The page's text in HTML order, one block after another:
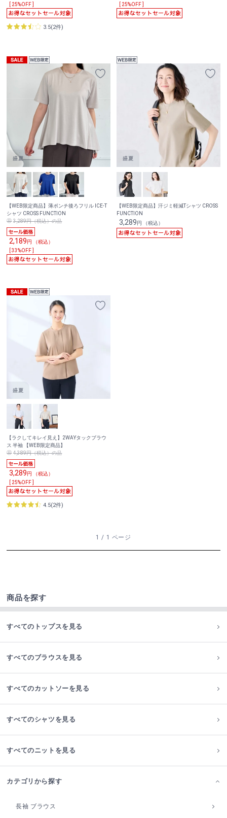
[ 25%OFF ]
3.5(2件)
[ 25%OFF ]
【WEB限定商品】薄ポンチ後ろフリル ICE-T
シャツ CROSS FUNCTION
3,289円（税込）の品
2,189円 （税込）
[ 33%OFF ]
【WEB限定商品】汗ジミ軽減Tシャツ CROSS
FUNCTION
3,289円 （税込）
【ラクしてキレイ見え】2WAYタックブラウ
ス 半袖 【WEB限定商品】
4,389円（税込）の品
3,289円 （税込）
[ 25%OFF ]
4.5(2件)
1 / 1 ページ
商品を探す
すべてのトップスを見る
すべてのブラウスを見る
すべてのカットソーを見る
すべてのシャツを見る
すべてのニットを見る
カテゴリから探す
長袖 ブラウス